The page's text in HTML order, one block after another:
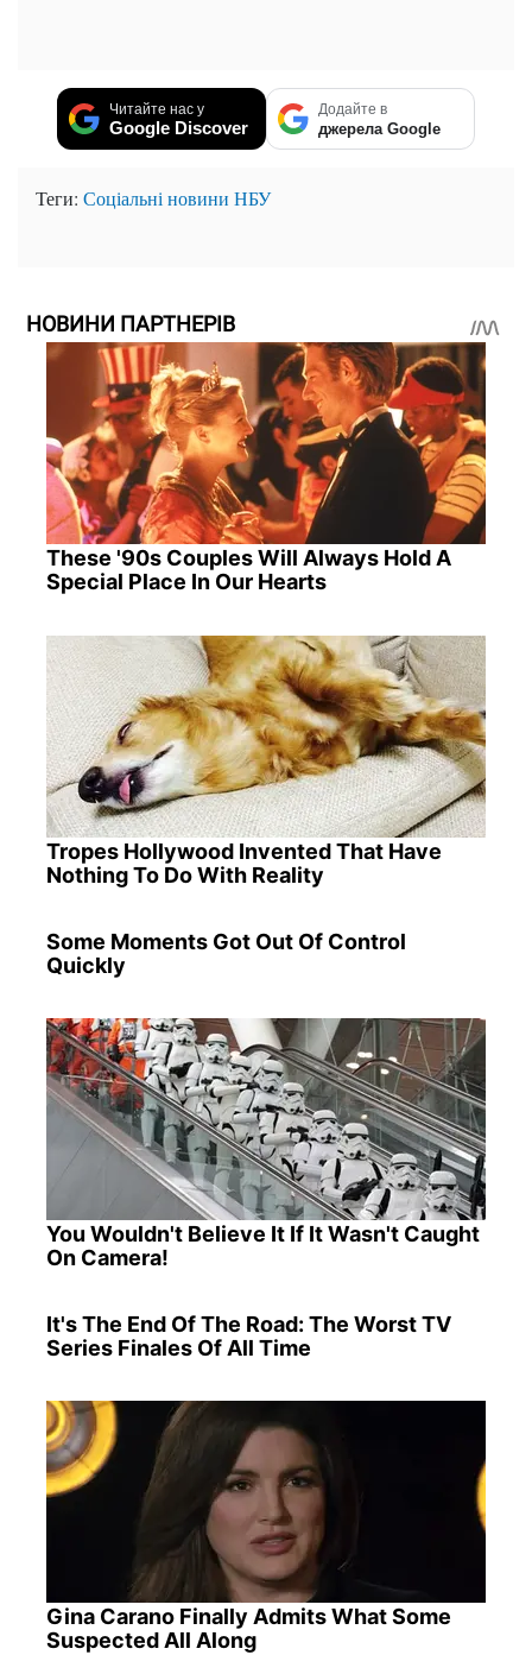
Читайте нас у
Google Discover
Додайте в
джерела Google
Теги: Соціальні новини НБУ
НОВИНИ ПАРТНЕРІВ
These '90s Couples Will Always Hold A
Special Place In Our Hearts
Tropes Hollywood Invented That Have
Nothing To Do With Reality
Some Moments Got Out Of Control
Quickly
You Wouldn't Believe It If It Wasn't Caught
On Camera!
It's The End Of The Road: The Worst TV
Series Finales Of All Time
Gina Carano Finally Admits What Some
Suspected All Along